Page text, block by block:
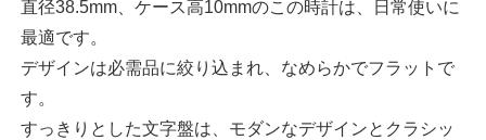
直径38.5mm、ケース高10mmのこの時計は、日常使いに
最適です。
デザインは必需品に絞り込まれ、なめらかでフラットで
す。
すっきりとした文字盤は、モダンなデザインとクラシッ